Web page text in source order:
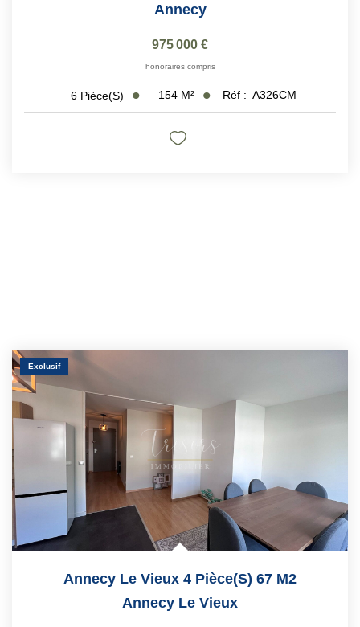
Annecy
975 000 €
honoraires compris
6 Pièce(s) 154 M² Réf : A326CM
Exclusif
Annecy Le Vieux 4 Pièce(s) 67 M2
Annecy Le Vieux